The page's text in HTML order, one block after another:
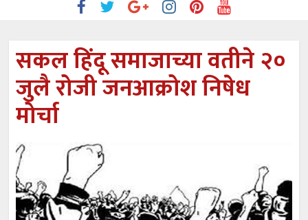
संजीवनीच्या विद्यार्थ्यांनी घेतली विमानतळ कार्यप्रणालीची माहिती
वाढीव निधी देण्यास पाणीपुरवठा मंत्री सकारात्मक – आ.आशुतोष
काळे
आत्मामालिक गुरूकूलाचे २२८ विद्यार्थी शिष्यवृत्तीस पात्र
सकल हिंदू समाजाच्या वतीने २०
जुलै रोजी जनआक्रोश निषेध
मोर्चा